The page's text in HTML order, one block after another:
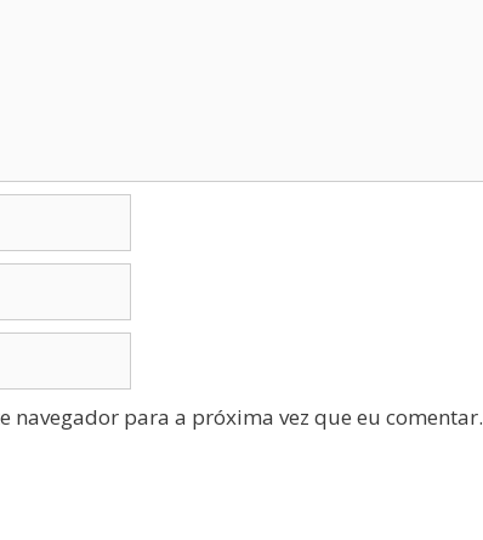
navegador para a próxima vez que eu comentar.